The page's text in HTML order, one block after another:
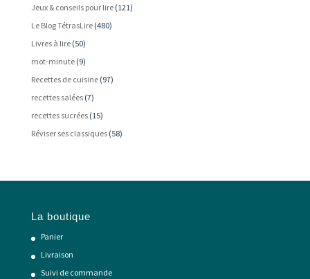
Jeux & conseils pour lire(121)
Le Blog TétrasLire(480)
Livres à lire(50)
mot-minute(9)
Recettes de cuisine(97)
recettes salées(7)
recettes sucrées(15)
Réviser ses classiques(58)
La boutique
Panier
Livraison
Suivi de commande